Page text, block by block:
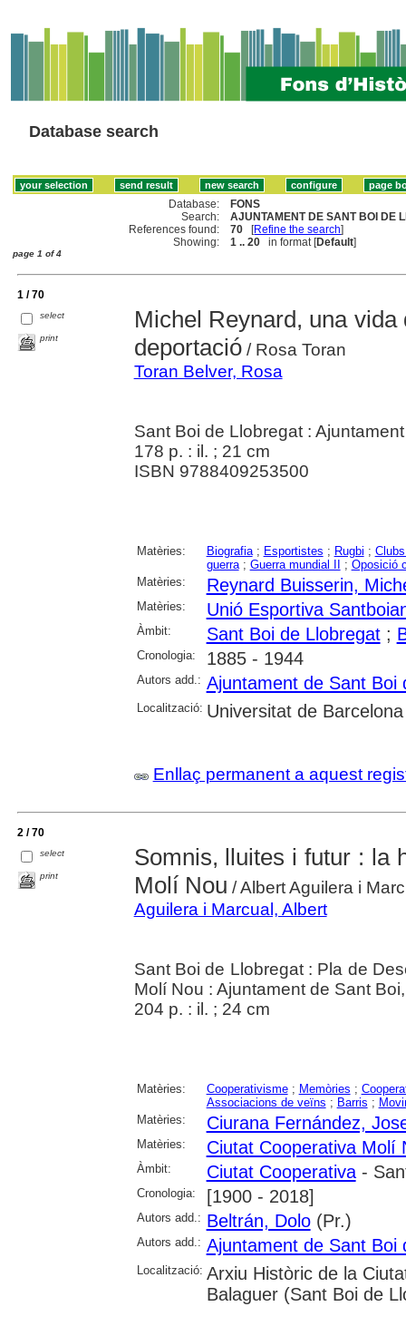
Database search
Database:
FONS
Search:
AJUNTAMENT DE SANT BOI DE
References found:
70 [Refine the search]
Showing:
1 .. 20 in format [Default]
page 1 of 4
1 / 70
select
print
Michel Reynard, una
deportació/ Rosa Toran
Toran Belver, Rosa
Sant Boi de Llobregat :
178 p. : il. ; 21 cm
ISBN 9788409253500
Matèries: Biografia; Esportistes ; Rugbi ;
guerra; Guerra mundial II ; Oposició
Matèries:
Reynard Buisserin,
Matèries: Unió Esportiva
Àmbit: Sant Boi de Llobregat;
Cronologia: 1885 - 1944
Autors add.: Ajuntament de Sant Boi
Localització: Universitat de Barcelona
Enllaç permanent a aquest
2 / 70
select
print
Somnis, lluites i futur : la
Molí Nou / Albert Aguilera i
Aguilera i Marcual, Albert
Sant Boi de Llobregat : Pla de
Molí Nou : Ajuntament de Sant
204 p. : il. ; 24 cm
Matèries: Cooperativisme; Memòries ;
Associacions de veïns ; Barris ;
Matèries:
Ciurana Fernández,
Matèries: Ciutat Cooperativa Molí
Àmbit: Ciutat Cooperativa-
Cronologia: [1900 - 2018]
Autors add.: Beltrán, Dolo(Pr.)
Autors add.: Ajuntament de Sant Boi
Localització: Arxiu Històric de la
Balaguer (Sant Boi de